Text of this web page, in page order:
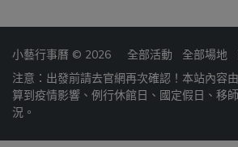
小藝行事曆 © 2026 全部活動 全部場地
注意：出發前請去官網再次確認！本站內容
算到疫情影響、例行休館日、國定假日、移
況。